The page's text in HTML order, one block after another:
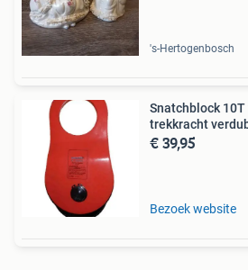
's-Hertogenbosch
Snatchblock
trekkracht
€ 39,95
Bezoek website